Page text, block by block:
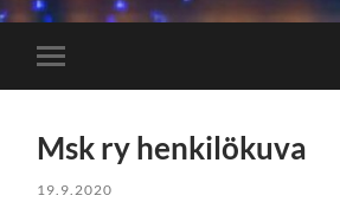
Msk ry henkilökuva
19.9.2020